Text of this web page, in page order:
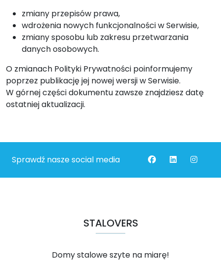
zmiany przepisów prawa,
wdrożenia nowych funkcjonalności w Serwisie,
zmiany sposobu lub zakresu przetwarzania
danych osobowych.
O zmianach Polityki Prywatności poinformujemy
poprzez publikację jej nowej wersji w Serwisie.
W górnej części dokumentu zawsze znajdziesz datę
ostatniej aktualizacji.
Sprawdź nasze social media
STALOVERS
Domy stalowe szyte na miarę!